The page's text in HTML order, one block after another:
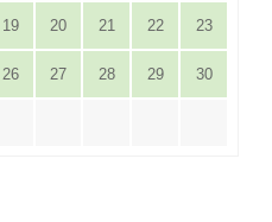
19 20 21 22 23
26 27 28 29 30